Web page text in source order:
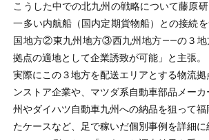
こうした中での北九州の戦略について藤原
一多い内航船（国内定期貨物船）との接続
国地方②東九州地方③西九州地方――の３地
拠点の適地として企業誘致が可能」と主張。
実際にこの３地方を配送エリアとする物流
ンストア企業や、マツダ系自動車部品メー
州やダイハツ自動車九州への納品を狙って
たケースなど、足で稼いだ個別事例を詳細に